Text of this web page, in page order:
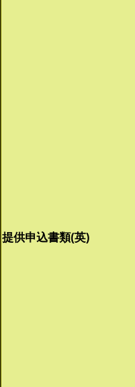
提供申込書類(英)